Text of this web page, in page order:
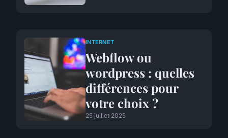
INTERNET
Webflow ou
wordpress : quelles
différences pour
votre choix ?
25 juillet 2025